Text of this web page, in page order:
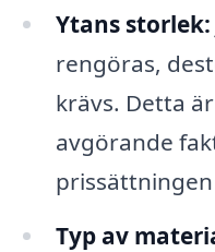
Ytans storlek:
rengöras,
krävs. Detta
avgörande
Typ av